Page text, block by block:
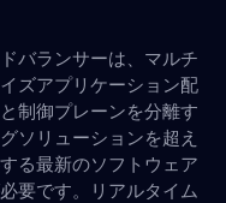
バランサーは、マルチ
ズアプリケーション配
制御プレーンを分離す
ソリューションを超え
る最新のソフトウェア
要です。リアルタイム